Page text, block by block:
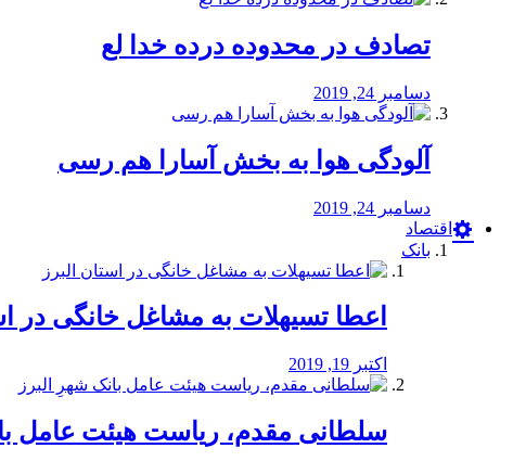
تصادف در محدوده درده خدا لع
دسامبر 24, 2019
آلودگی هوا به بخش آسارا هم رسی
دسامبر 24, 2019
اقتصاد
بانک
️اعطا تسیهلات به مشاغل خانگی در
اکتبر 19, 2019
سلطانی مقدم، ریاست هیئت عامل